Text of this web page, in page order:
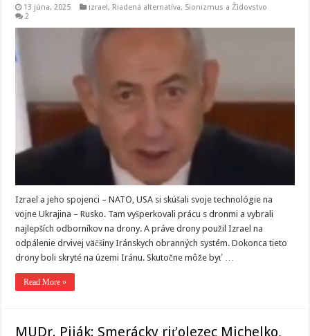
13 júna, 2025 izrael, Riadená alternatíva, Sionizmus a Židovstvo
2
Izrael a jeho spojenci – NATO, USA si skúšali svoje technológie na
vojne Ukrajina – Rusko. Tam vyšperkovali prácu s dronmi a vybrali
najlepších odborníkov na drony. A práve drony použil Izrael na
odpálenie drvivej väčšiny Iránskych obranných systém. Dokonca tieto
drony boli skryté na územi Iránu. Skutočne môže byť …
Read More »
MUDr. Piják: Smerácky riťolezec Michelko,